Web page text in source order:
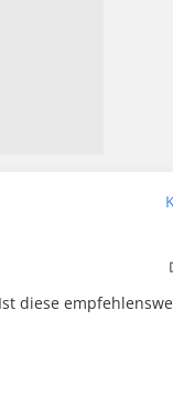
diese